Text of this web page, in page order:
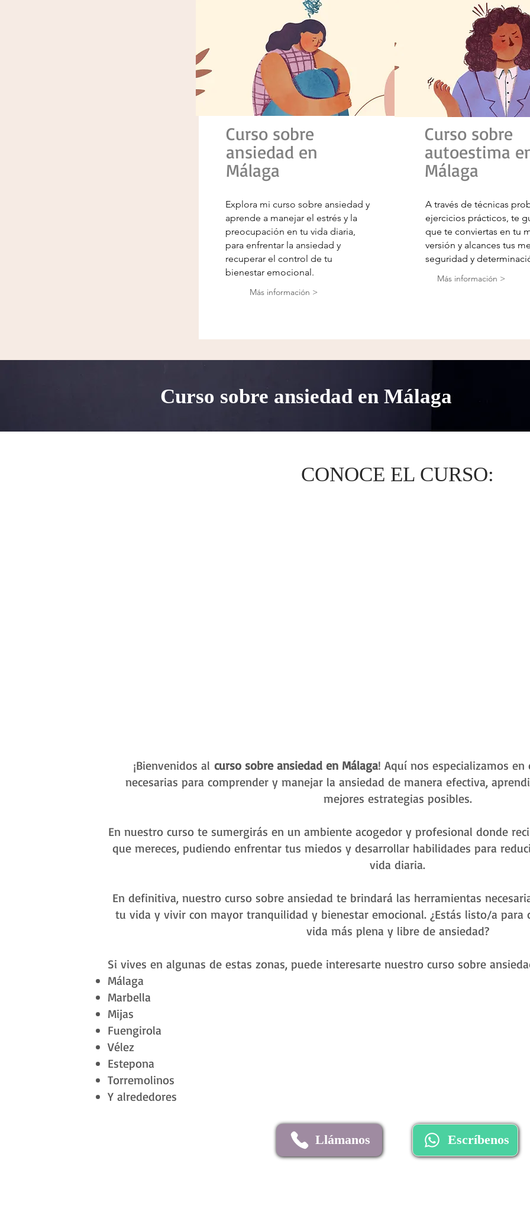
Curso sobre
ansiedad en
Málaga
Explora mi curso sobre ansiedad y
aprende a manejar el estrés y la
preocupación en tu vida diaria,
para enfrentar la ansiedad y
recuperar el control de tu
bienestar emocional.
Más información >
Curso sobre
autoestima
Málaga
A través de técnicas
ejercicios prácticos, te
que te conviertas en tu
versión y alcances tus
seguridad y
Más información >
Curso sobre ansiedad en Málaga
CONOCE EL CURSO:
¡Bienvenidos al curso sobre ansiedaden Málaga! Aquí nos especializamos
necesarias para comprender y manejar la ansiedad de manera efectiva,
mejores estrategias posibles.
En nuestro curso te sumergirás en un ambiente acogedor y profesional donde
que mereces, pudiendo enfrentar tus miedos y desarrollar habilidades para
vida diaria.
En definitiva, nuestro curso sobre ansiedad te brindará las herramientas
tu vida y vivir con mayor tranquilidad y bienestar emocional. ¿Estás listo/a para
vida más plena y libre de ansiedad?
Si vives en algunas de estas zonas, puede interesarte nuestro curso sobre
Málaga
Marbella
Mijas
Fuengirola
Vélez
Estepona
Torremolinos
Y alrededores
Llámanos Escríbenos